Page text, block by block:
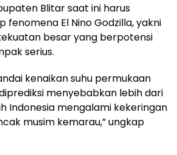
Blitar saat ini harus
fenomena El Nino Godzilla, yakni
besar yang berpotensi
serius.
kenaikan suhu permukaan
menyebabkan lebih dari
Indonesia mengalami kekeringan
musim kemarau,” ungkap